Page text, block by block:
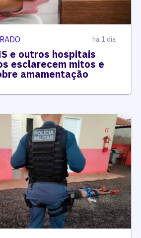
há 1 dia
e outros hospitais
esclarecem mitos e
amamentação